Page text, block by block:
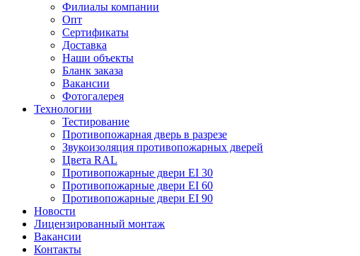
Филиалы компании
Опт
Сертификаты
Доставка
Наши объекты
Бланк заказа
Вакансии
Фотогалерея
Технологии
Тестирование
Противопожарная дверь в разрезе
Звукоизоляция противопожарных дверей
Цвета RAL
Противопожарные двери EI 30
Противопожарные двери EI 60
Противопожарные двери EI 90
Новости
Лицензированный монтаж
Вакансии
Контакты